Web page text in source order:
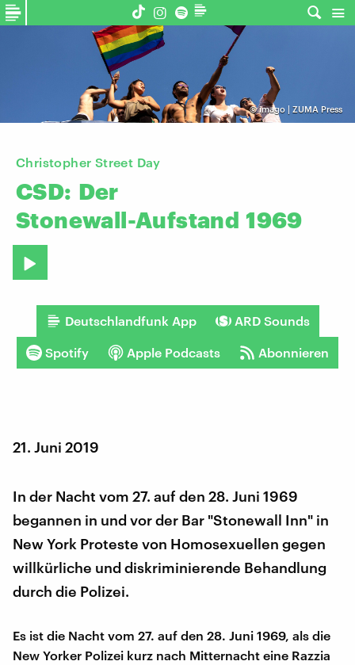
©imago | ZUMA Press
Christopher Street Day
CSD: Der
Stonewall-Aufstand 1969
Deutschlandfunk App ARD Sounds
Spotify Apple Podcasts Abonnieren
21. Juni 2019
In der Nacht vom 27. auf den 28. Juni 1969
begannen in und vor der Bar "Stonewall Inn" in
New York Proteste von Homosexuellen gegen
willkürliche und diskriminierende Behandlung
durch die Polizei.
Es ist die Nacht vom 27. auf den 28. Juni 1969, als die
New Yorker Polizei kurz nach Mitternacht eine Razzia